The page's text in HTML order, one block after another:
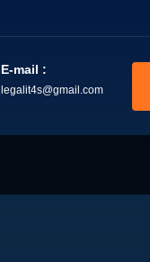
E-mail :
legalit4s@gmail.com